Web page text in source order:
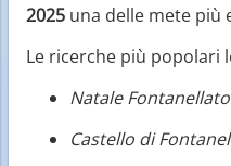
2025 una delle mete più
Le ricerche più popolari
Natale
Castello di